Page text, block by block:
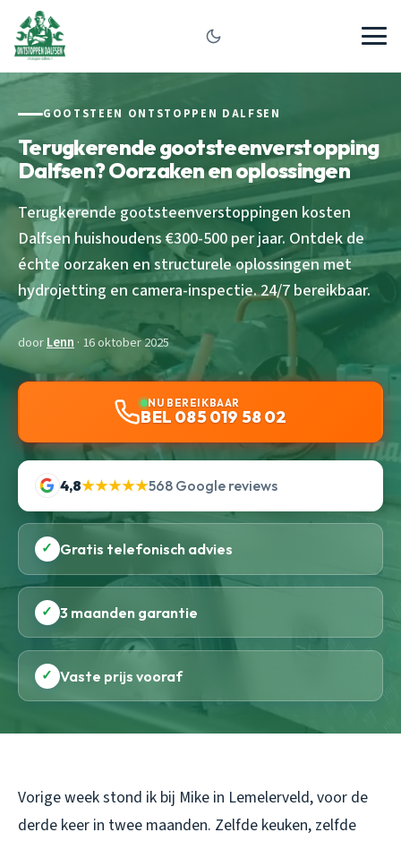
GOOTSTEEN ONTSTOPPEN DALFSEN
Terugkerende gootsteenverstopping
Dalfsen? Oorzaken en oplossingen
Terugkerende gootsteenverstoppingen kosten
Dalfsen huishoudens €300-500 per jaar. Ontdek de
échte oorzaken en structurele oplossingen met
hydrojetting en camera-inspectie. 24/7 bereikbaar.
doorLenn · 16 oktober 2025
NU BEREIKBAAR
BEL 085 019 58 02
4,8★★★★★568 Google reviews
✓ Gratis telefonisch advies
✓ 3 maanden garantie
✓ Vaste prijs vooraf
Vorige week stond ik bij Mike in Lemelerveld, voor de
derde keer in twee maanden. Zelfde keuken, zelfde